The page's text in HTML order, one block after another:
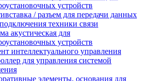
устройств
/ разъем для передачи данных
техники связи
акустическая для
устройств
интеллектуального управления
для управления системой
элементы, основания для